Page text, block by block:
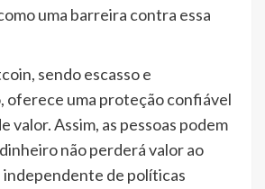
uma barreira contra essa
sendo escasso e
oferece uma proteção confiável
valor. Assim, as pessoas podem
não perderá valor ao
independente de políticas